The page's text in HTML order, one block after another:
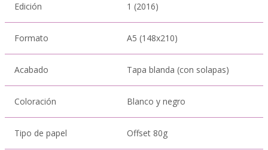
Edición 1 (2016)
Formato A5 (148x210)
Acabado Tapa blanda (con solapas)
Coloración Blanco y negro
Tipo de papel Offset 80g